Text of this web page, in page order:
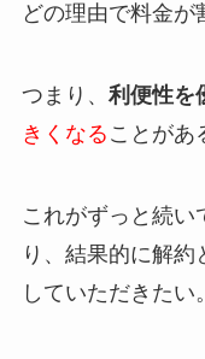
どの理由で料金が
つまり、 利便性を
きくなる ことがあ
これがずっと続い
り、結果的に解
していただきたい。